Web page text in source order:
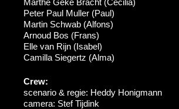
Peter Paul Muller (Paul)
Martin Schwab (Alfons)
Arnoud Bos (Frans)
Elle van Rijn (Isabel)
Camilla Siegertz (Alma)
Crew:
scenario & regie: Heddy Honigmann
camera: Stef Tijdink